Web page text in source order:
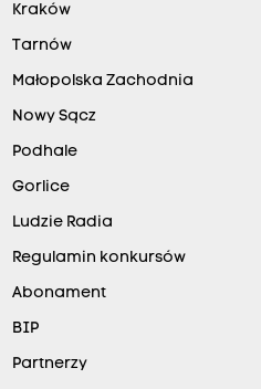
Kraków
Tarnów
Małopolska Zachodnia
Nowy Sącz
Podhale
Gorlice
Ludzie Radia
Regulamin konkursów
Abonament
BIP
Partnerzy